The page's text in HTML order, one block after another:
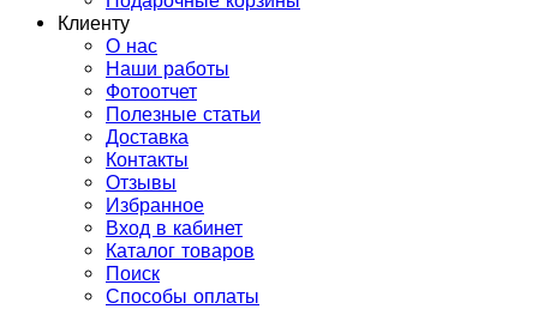
Клиенту
О нас
Наши работы
Фотоотчет
Полезные статьи
Доставка
Контакты
Отзывы
Избранное
Вход в кабинет
Каталог товаров
Поиск
Способы оплаты